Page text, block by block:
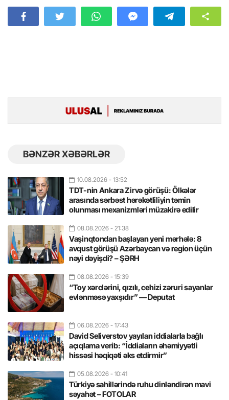
BƏNZƏR XƏBƏRLƏR
10.08.2026 - 13:52
TDT-nin Ankara Zirvə görüşü: Ölkələr
arasında sərbəst hərəkətliliyin təmin
olunması mexanizmləri müzakirə edilir
08.08.2026 - 21:38
Vaşinqtondan başlayan yeni mərhələ: 8
avqust görüşü Azərbaycan və region üçün
nəyi dəyişdi? – ŞƏRH
08.08.2026 - 15:39
“Toy xərclərini, qızılı, cehizi zəruri sayanlar
evlənməsə yaxşıdır” — Deputat
06.08.2026 - 17:43
David Seliverstov yayılan iddialarla bağlı
açıqlama verib: “İddiaların əhəmiyyətli
hissəsi həqiqəti əks etdirmir”
05.08.2026 - 10:41
Türkiyə sahillərində ruhu dinləndirən mavi
səyahət – FOTOLAR